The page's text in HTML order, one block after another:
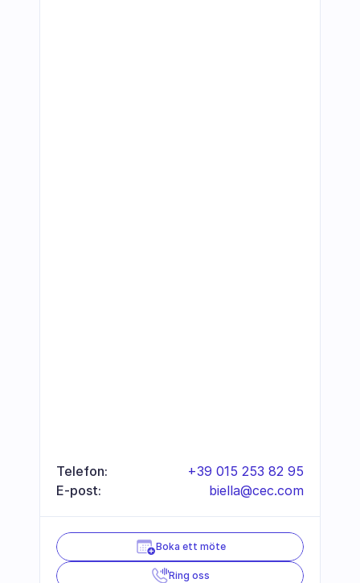
Telefon:
+39 015 253 82 95
E-post:
biella@cec.com
Boka ett möte
Ring oss